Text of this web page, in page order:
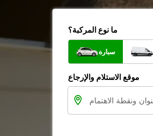
ما نوع المركبة؟
سيارة
موقع الاستلام والإرجاع